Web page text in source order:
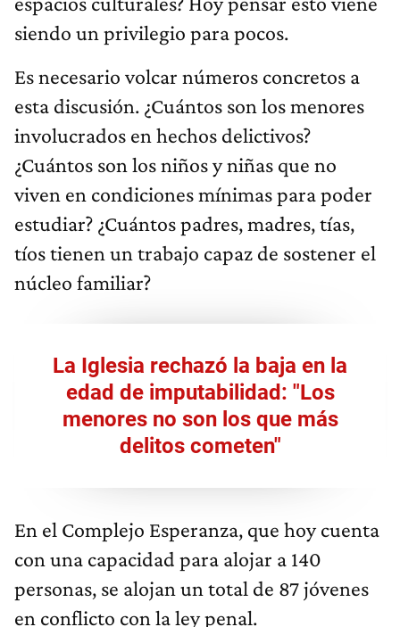
siendo un privilegio para pocos.
Es necesario volcar números concretos a
esta discusión. ¿Cuántos son los menores
involucrados en hechos delictivos?
¿Cuántos son los niños y niñas que no
viven en condiciones mínimas para poder
estudiar? ¿Cuántos padres, madres, tías,
tíos tienen un trabajo capaz de sostener el
núcleo familiar?
La Iglesia rechazó la baja en la
edad de imputabilidad: "Los
menores no son los que más
delitos cometen"
En el Complejo Esperanza, que hoy cuenta
con una capacidad para alojar a 140
personas, se alojan un total de 87 jóvenes
en conflicto con la ley penal.